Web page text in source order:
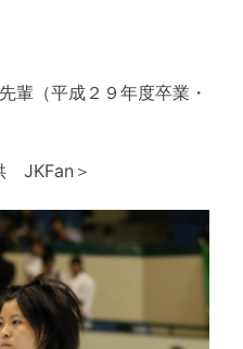
（平成２９年度卒業・
JKFan＞